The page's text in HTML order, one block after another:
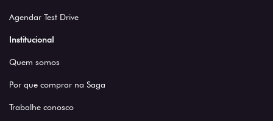
Agendar Test Drive
Institucional
Quem somos
Por que comprar na Saga
Trabalhe conosco